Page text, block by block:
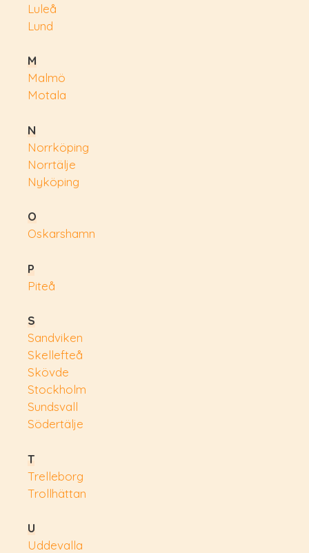
Luleå
Lund
M
Malmö
Motala
N
Norrköping
Norrtälje
Nyköping
O
Oskarshamn
P
Piteå
S
Sandviken
Skellefteå
Skövde
Stockholm
Sundsvall
Södertälje
T
Trelleborg
Trollhättan
U
Uddevalla